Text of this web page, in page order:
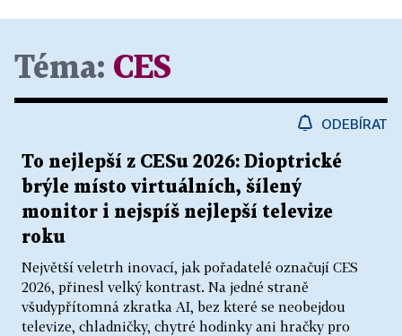
Téma: CES
ODEBÍRAT
To nejlepší z CESu 2026: Dioptrické
brýle místo virtuálních, šílený
monitor i nejspíš nejlepší televize
roku
Největší veletrh inovací, jak pořadatelé označují CES
2026, přinesl velký kontrast. Na jedné straně
všudypřítomná zkratka AI, bez které se neobejdou
televize, chladničky, chytré hodinky ani hračky pro